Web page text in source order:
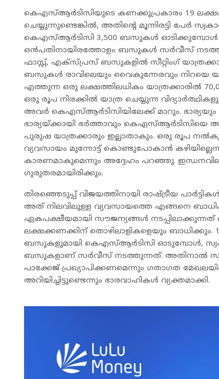
കെഎസ്ആർടിസിയുടെ കണക്കുപ്രകാരം 19
ചെയ്യുന്നുണ്ടെങ്കിൽ, അതിന്റെ മൂന്നിരട്ടി പേർ
കെഎസ്ആർടിസി 3,500 ബസുകൾ ഓടിക്കുമ്പോൾ
ഒൻപതിനായിരത്തോളം ബസുകൾ സർവീസ്
ഫാസ്റ്റ്, എക്സ്പ്രസ് ബസുകളിൽ സീറ്റിംഗ്
ബസുകൾ രാവിലെയും വൈകുന്നേരവും നിറയെ
എത്തുന്ന ഒരു ലക്ഷത്തിലധികം യാത്രക്കാരിൽ
ഒരു രൂപ നിരക്കിൽ യാത്ര ചെയ്യുന്ന
അവർ കെഎസ്ആർടിസിയിലേക്ക് മാറും. ഭാര്യയും
ഭാര്യയ്ക്കായി ഭർത്താവും കെഎസ്ആർടിസിയെ
പുരുഷ യാത്രക്കാരും ഇല്ലാതാകും. ഒരു രൂപ
വ്യവസായം മുന്നോട്ട് കൊണ്ടുപോകാൻ
കാരണമാകുമെന്നും അദ്ദേഹം പറഞ്ഞു.
ഗുരുതരമായിരിക്കും.
തിരഞ്ഞെടുപ്പ് വിജയത്തിനായി രാഷ്ട്രീയ
അത് നിലവിലുള്ള വ്യവസായത്തെ എങ്ങനെ
ഏകപക്ഷീയമായി സൗജന്യങ്ങൾ
ലക്ഷക്കണക്കിന് തൊഴിലാളികളെയും ബാധിക്കും.
ബസുകളുമായി കെഎസ്ആർടിസി ഓടുമ്പോൾ,
ബസുകളാണ് സർവീസ് നടത്തുന്നത്. അതിനാൽ
പാക്കേജ് പ്രഖ്യാപിക്കണമെന്നും ഗതാഗത
അറിയിച്ചിട്ടുണ്ടെന്നും ഭാരവാഹികൾ വ്യക്തമാക്കി.